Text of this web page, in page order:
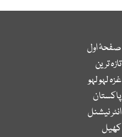
صفحۂ اول
تازہ ترین
غزہ لہو لہو
پاکستان
انٹر نیشنل
کھیل